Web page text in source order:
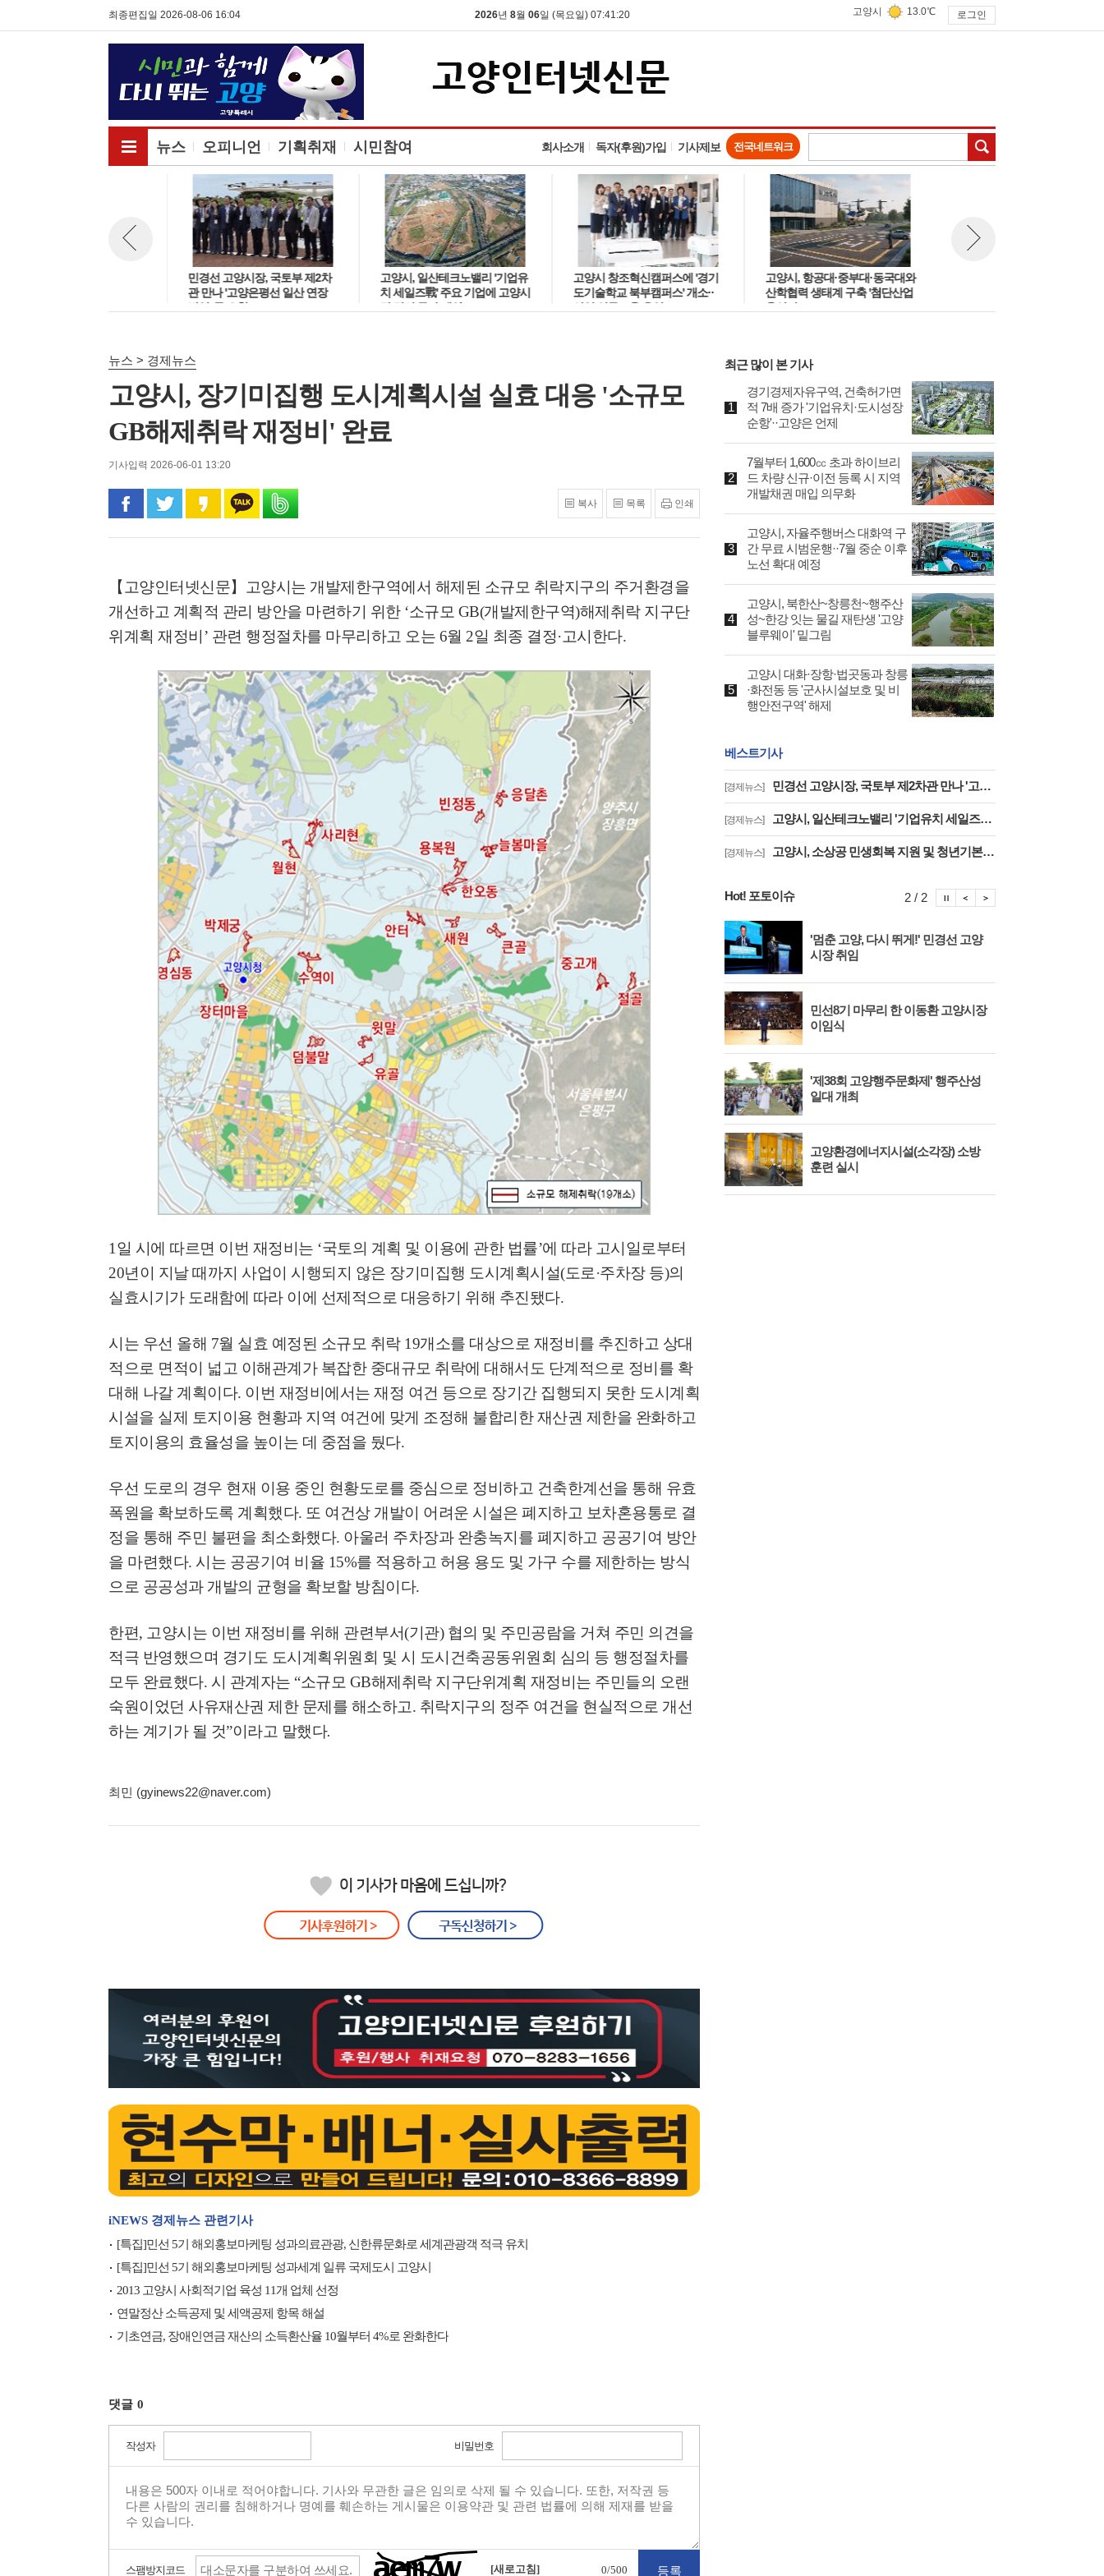
최종편집일 2026-08-06 16:04 2026년 8월 06일 (목요일) 07:41:21 고양시 13.0℃ 로그인
뉴스 오피니언 기획취재 시민참여 회사소개 독자(후원)가입 기사제보 전국네트워크
전체메뉴보기
민경선 고양시장, 국토부 제2차
관 만나 '고양은평선 일산 연장
반영' 등 요청
고양시, 일산테크노밸리 '기업유
치 세일즈戰' 주요 기업에 고양시
장 명의 투자 제안
고양시 창조혁신캠퍼스에 '경기
도기술학교 북부캠퍼스' 개소··
산업 실무교육 운영
고양시, 항공대·중부대·동국대와
산학협력 생태계 구축 '첨단산업
육성키로'
뉴스 > 경제뉴스
고양시, 장기미집행 도시계획시설 실효 대응 '소규모
GB해제취락 재정비' 완료
기사입력 2026-06-01 13:20
페이스북으로 공유
트위터로 공유카카오 스토리로 공유
카카오톡으로 공유
복사 목록 인쇄
【고양인터넷신문】
고양시는 개발제한구역에서 해제된 소규모 취락지구의 주거환경을
개선하고 계획적 관리 방안을 마련하기 위한 ‘소규모 GB(개발제한구역)해제취락 지구단
위계획 재정비 ’ 관련 행정절차를 마무리하고 오는 6월 2일 최종 결정·고시한다.
1 일 시에 따르면 이번 재정비는 ‘국토의 계획 및 이용에 관한 법률’에 따라 고시일로부터
20년이 지날 때까지 사업이 시행되지 않은 장기미집행 도시계획시설(도로 ·주차장 등)의
실효시기가 도래함에 따라 이에 선제적으로 대응하기 위해 추진됐다.
시는 우선 올해 7월 실효 예정된 소규모 취락 19개소를 대상으로 재정비를 추진하고 상대
적으로 면적이 넓고 이해관계가 복잡한 중대규모 취락에 대해서도 단계적으로 정비를 확
대해 나갈 계획이다. 이번 재정비에서는 재정 여건 등으로 장기간 집행되지 못한 도시계획
시설을 실제 토지이용 현황과 지역 여건에 맞게 조정해 불합리한 재산권 제한을 완화하고
토지이용의 효율성을 높이는 데 중점을 뒀다.
우선 도로의 경우 현재 이용 중인 현황도로를 중심으로 정비하고 건축한계선을 통해 유효
폭원을 확보하도록 계획했다. 또 여건상 개발이 어려운 시설은 폐지하고 보차혼용통로 결
정을 통해 주민 불편을 최소화했다. 아울러 주차장과 완충녹지를 폐지하고 공공기여 방안
을 마련했다. 시는 공공기여 비율 15%를 적용하고 허용 용도 및 가구 수를 제한하는 방식
으로 공공성과 개발의 균형을 확보할 방침이다.
한편, 고양시는 이번 재정비를 위해 관련부서(기관) 협의 및 주민공람을 거쳐 주민 의견을
적극 반영했으며 경기도 도시계획위원회 및 시 도시건축공동위원회 심의 등 행정절차를
모두 완료했다. 시 관계자는 “소규모 GB해제취락 지구단위계획 재정비는 주민들의 오랜
숙원이었던 사유재산권 제한 문제를 해소하고. 취락지구의 정주 여건을 현실적으로 개선
하는 계기가 될 것”이라고 말했다.
최민 (gyinews22@naver.com)
iNEWS 경제뉴스 관련기사
[특집]민선 5기 해외홍보마케팅 성과의료관광, 신한류문화로 세계관광객 적극 유치
[특집]민선 5기 해외홍보마케팅 성과세계 일류 국제도시 고양시
2013 고양시 사회적기업 육성 11개 업체 선정
연말정산 소득공제 및 세액공제 항목 해설
기초연금, 장애인연금 재산의 소득환산율 10월부터 4%로 완화한다
댓글 0
작성자 비밀번호
스팸방지코드 [새로고침] 0/500
최근 많이 본 기사
경기경제자유구역, 건축허가면
적 7배 증가 '기업유치·도시성장
순항'··고양은 언제
7월부터 1,600㏄ 초과 하이브리
드 차량 신규·이전 등록 시 지역
개발채권 매입 의무화
고양시, 자율주행버스 대화역 구
간 무료 시범운행··7월 중순 이후
노선 확대 예정
고양시, 북한산~창릉천~행주산
성~한강 잇는 물길 재탄생 '고양
블루웨이' 밑그림
고양시 대화·장항·법곳동과 창릉
·화전동 등 '군사시설보호 및 비
행안전구역' 해제
베스트기사
[경제뉴스] 민경선 고양시장, 국토부 제2차관 만나 '고양은평선 일산 연장 반영' 등 요청
[경제뉴스] 고양시, 일산테크노밸리 '기업유치 세일즈戰' 주요 기업에 고양시장 명의 투자 제안
[경제뉴스] 고양시, 소상공 민생회복 지원 및 청년기본소득·고양페이 확대 '도비 매칭 관건'
Hot! 포토이슈
'멈춘 고양, 다시 뛰게!' 민경선 고양
시장 취임
민선8기 마무리 한 이동환 고양시장
이임식
'제38회 고양행주문화제' 행주산성
일대 개최
고양환경에너지시설(소각장) 소방
훈련 실시
고양시 폭염특보에 '도로 살수차' 전
면 가동
물향기수목원 무궁화 절정 '50여 품
종 감상'
민경선 시장, 2026 고양시장배 볼링
대회 시구
제30회 고양특례시장기 배드민턴대
회 개최
'멈춘 고양, 다시 뛰게!' 민경선 고양
시장 취임
민선8기 마무리 한 이동환 고양시장
이임식
'제38회 고양행주문화제' 행주산성
일대 개최
고양환경에너지시설(소각장) 소방
훈련 실시
2 / 2 포토이슈 이전보기
포토이슈 정지